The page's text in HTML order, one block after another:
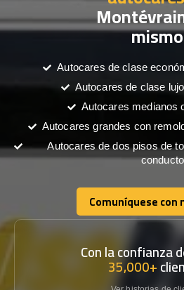
mismo
Autocares de clase
Autocares de clase
Autocares medianos
Autocares grandes con
Autocares de dos pisos de
Comuníquese con
Comuníquese con
Con la confianza
35,000+